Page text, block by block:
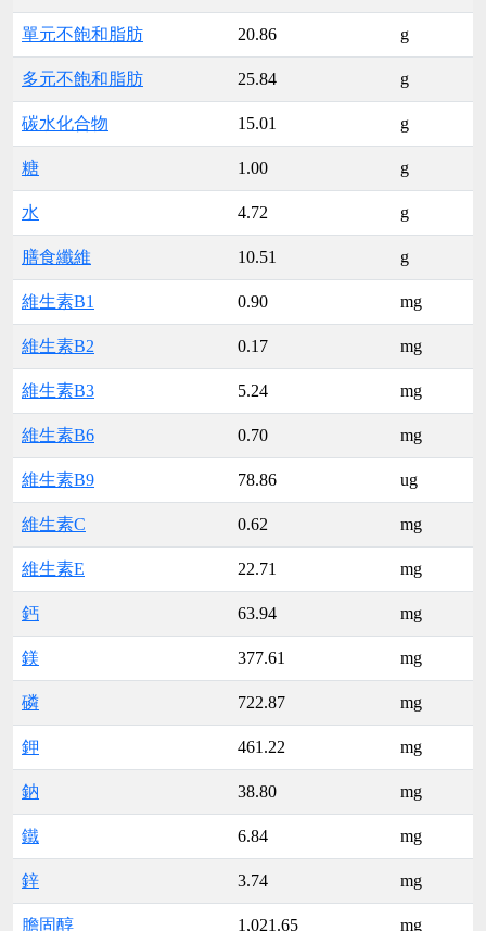
單元不飽和脂肪 20.86 g
多元不飽和脂肪 25.84 g
碳水化合物 15.01 g
糖 1.00 g
水 4.72 g
膳食纖維 10.51 g
維生素B1 0.90 mg
維生素B2 0.17 mg
維生素B3 5.24 mg
維生素B6 0.70 mg
維生素B9 78.86 ug
維生素C 0.62 mg
維生素E 22.71 mg
鈣 63.94 mg
鎂 377.61 mg
磷 722.87 mg
鉀 461.22 mg
鈉 38.80 mg
鐵 6.84 mg
鋅 3.74 mg
膽固醇 1,021.65 mg